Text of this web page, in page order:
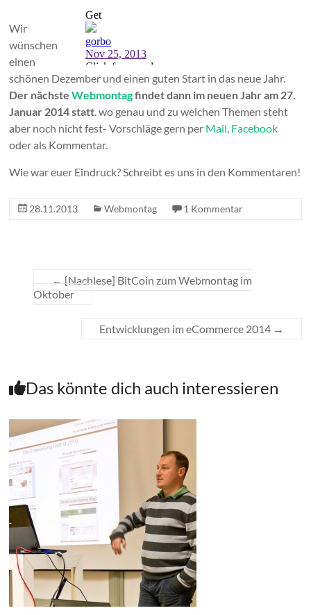
Wir
wünschen
einen
schönen Dezember und einen guten Start in das neue Jahr.
Der nächsteWebmontagfindet dann im neuen Jahr am 27.
Januar 2014 statt. wo genau und zu welchen Themen steht
aber noch nicht fest- Vorschläge gern per Mail, Facebook
oder als Kommentar.
Wie war euer Eindruck? Schreibt es uns in den Kommentaren!
28.11.2013 Webmontag 1 Kommentar
← [Nachlese] BitCoin zum Webmontag im
Oktober
Entwicklungen im eCommerce 2014 →
Das könnte dich auch interessieren